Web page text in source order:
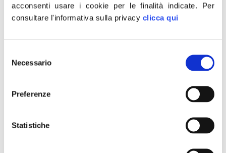
acconsenti usare i cookie per le finalità indicate. Per
consultare l'informativa sulla privacy clicca qui
delNecessario
Preferenze
Statistiche